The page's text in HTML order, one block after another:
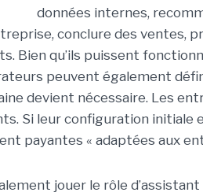
données internes,
conclure des ventes,
Bien qu’ils puissent
peuvent également
devient nécessaire. Les
Si leur configuration
payantes « adaptées aux
jouer le rôle